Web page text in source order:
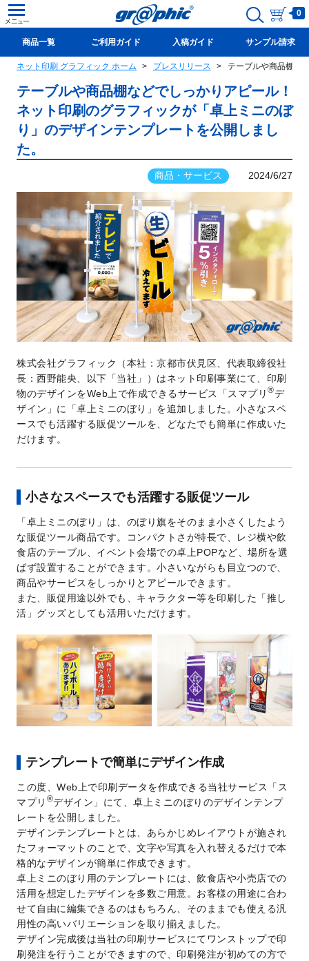
0
商品一覧 ご利用ガイド 入稿ガイド サンプル請求
新規会員登録(無料)
ネット印刷 グラフィック ホーム プレスリリース テーブルや商品棚な
テーブルや商品棚などでしっかりアピール！
ネット印刷のグラフィックが「卓上ミニのぼ
り」のデザインテンプレートを公開しまし
た。
商品・サービス 2024/6/27
株式会社グラフィック（本社：京都市伏見区、代表取締役社
長：西野能央、以下「当社」）はネット印刷事業にて、印刷
物のデザインをWeb上で作成できるサービス「スマプリ ®デ
ザイン」に「卓上ミニのぼり」を追加しました。小さなスペ
ースでも活躍する販促ツールを、どなたでも簡単に作成いた
だけます。
小さなスペースでも活躍する販促ツール
「卓上ミニのぼり」は、のぼり旗をそのまま小さくしたよう
な販促ツール商品です。コンパクトさが特長で、レジ横や飲
食店のテーブル、イベント会場での卓上POPなど、場所を選
ばず設置することができます。小さいながらも目立つので、
商品やサービスをしっかりとアピールできます。
また、販促用途以外でも、キャラクター等を印刷した「推し
活」グッズとしても活用いただけます。
テンプレートで簡単にデザイン作成
この度、Web上で印刷データを作成できる当社サービス「ス
マプリ ®デザイン」にて、卓上ミニのぼりのデザインテンプ
レートを公開しました。
デザインテンプレートとは、あらかじめレイアウトが施され
たフォーマットのことで、文字や写真を入れ替えるだけで本
格的なデザインが簡単に作成できます。
卓上ミニのぼり用のテンプレートには、飲食店や小売店での
活用を想定したデザインを多数ご用意。お客様の用途に合わ
せて自由に編集できるのはもちろん、そのままでも使える汎
用性の高いバリエーションを取り揃えました。
デザイン完成後は当社の印刷サービスにてワンストップで印
刷発注を行うことができますので、印刷発注が初めての方で